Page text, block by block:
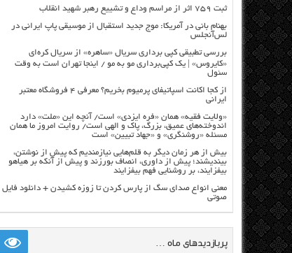
ثبت ۷۵۹ اثر از مراسم وداع و تشییع رهبر شهید انقلاب
بهنام بانی در آمریکا: موج جدید استقبال از موسیقی پاپ ایرانی در
لس‌آنجلس
بررسی تطبیقی کپی برداری سریال «ساهره» از سریال کره‌ای
«کایروس» | یک کپی‌برداری مو به مو / اینجا تهران است به وقت
سئول
از کجا اکانت اسپاتیفای پرمیوم بخریم؟ معرفی ۴ فروشگاه معتبر
ایرانی
«ولایت فقیه» همان «فره ایزدی» است/ آنچه این «ملت» دارد
اندوخته‌های عمیق، بزرگ، پاک و الهی است/ روایت امروز ما همان
مسئله «روشنگری» و «جهاد تبیین» است
بیش از هر زمان دیگر به قلم‌هایی نیازمندیم که پیش از نوشتن،
بیندیشند؛ پیش از داوری، انصاف بورزند و پیش از آنکه بر هیاهو
بیفزایند، بر روشنایی فهم بیفزایند
معنی انواع صدای سگ از پارس کردن تا زوزه کشیدن + دانلود فایل
صوتی
پربازدیدهای ماه …